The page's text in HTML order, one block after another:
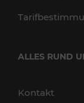
ALLES RUND
Kontakt